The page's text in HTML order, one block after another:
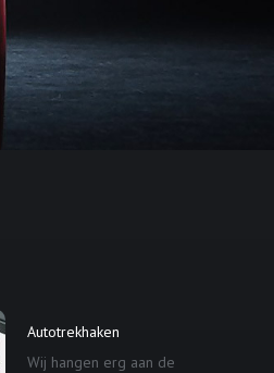
Autotrekhaken
Wij hangen erg aan de